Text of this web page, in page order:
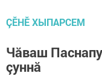
ÇӖНӖ ХЫПАРСЕМ
Чăваш
çуннă